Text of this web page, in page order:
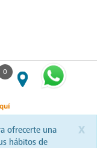
0
x
ofrecerte una
hábitos de